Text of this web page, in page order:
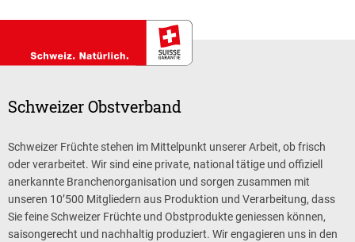
Schweizer Obstverband
Schweizer Früchte stehen im Mittelpunkt unserer Arbeit, ob frisch
oder verarbeitet. Wir sind eine private, national tätige und offiziell
anerkannte Branchenorganisation und sorgen zusammen mit
unseren 10’500 Mitgliedern aus Produktion und Verarbeitung, dass
Sie feine Schweizer Früchte und Obstprodukte geniessen können,
saisongerecht und nachhaltig produziert. Wir engagieren uns in den